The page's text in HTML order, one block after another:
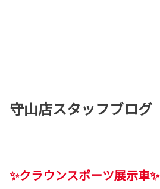
守山店スタッフブログ
✨クラウンスポーツ展示車✨